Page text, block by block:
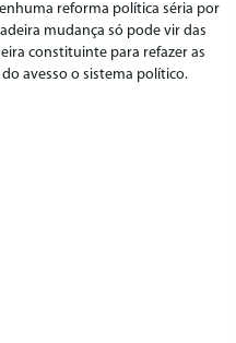
reforma política séria por
mudança só pode vir das
constituinte para refazer as
avesso o sistema político.